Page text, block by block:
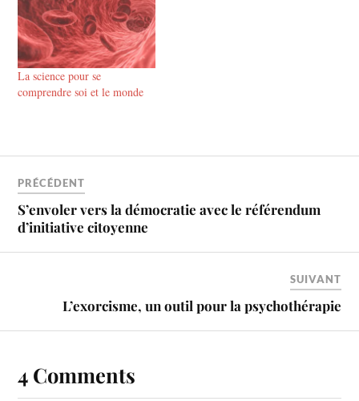
La science pour se
comprendre soi et le monde
PRÉCÉDENT
S’envoler vers la démocratie avec le référendum
d’initiative citoyenne
SUIVANT
L’exorcisme, un outil pour la psychothérapie
4 Comments